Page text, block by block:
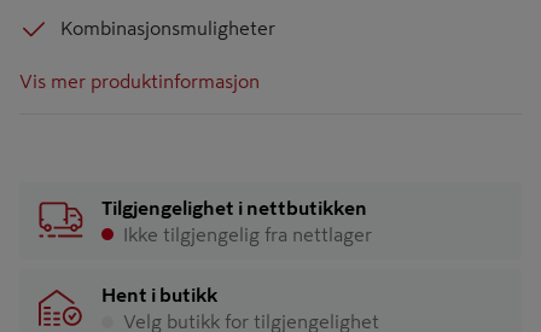
Kombinasjonsmuligheter
Vis mer produktinformasjon
Tilgjengelighet i nettbutikken
Ikke tilgjengelig fra nettlager
Hent i butikk
Velg butikk for tilgjengelighet